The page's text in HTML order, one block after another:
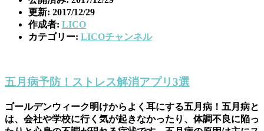
更新: 2017/12/29
作成者: LICO
カテゴリー: LICOチャンネル
五月病予防！ストレス解消アプリ3選
ゴールデンウィーク明けからよく耳にする五月病！五月病と
は、会社や学校に行く気が起きなかったり、体調不良に陥っ